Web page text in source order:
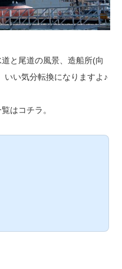
と尾道の風景、造船所(向
いい気分転換になりますよ♪
はコチラ。